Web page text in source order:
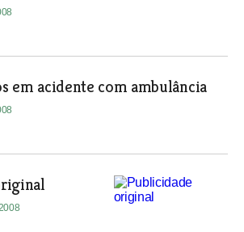
em acidente com ambulância